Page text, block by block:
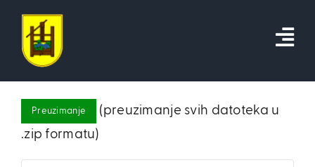
content
Preuzimanje
(preuzimanje svih datoteka u
.zip formatu)